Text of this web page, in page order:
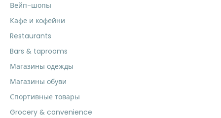
Вейп-шопы
Кафе и кофейни
Restaurants
Bars & taprooms
Магазины одежды
Магазины обуви
Спортивные товары
Grocery & convenience